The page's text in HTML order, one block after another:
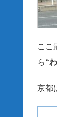
ここ
ら“
京都